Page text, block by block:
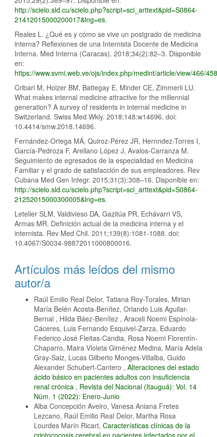
http://scielo.sld.cu/scielo.php?script=sci_arttext&pid=S0864-
21412015000200017&lng=es.
Reales L. ¿Qué es y cómo se vive un postgrado de medicina
interna? Reflexiones de una Internista Docente de Medicina
Interna. Med Interna (Caracas). 2018;34(2):82–3. Disponible
en:
https://www.svmi.web.ve/ojs/index.php/medint/article/view/466/458
Cribari M, Holzer BM, Battegay E, Minder CE, Zimmerli LU.
What makes internal medicine attractive for the millennial
generation? A survey of residents in internal medicine in
Switzerland. Swiss Med Wkly. 2018;148:w14696. doi:
10.4414/smw.2018.14696.
Fernández-Ortega MÁ, Quiroz-Pérez JR, Hernndez-Torres I,
García-Pedroza F, Arellano López J, Avalos-Carranza M.
Seguimiento de egresados de la especialidad en Medicina
Familiar y el grado de satisfacción de sus empleadores. Rev
Cubana Med Gen Integr. 2015;31(3):308–16. Disponible en:
http://scielo.sld.cu/scielo.php?script=sci_arttext&pid=S0864-
21252015000300005&lng=es.
Letelier SLM, Valdivieso DA, Gazitúa PR, Echávarri VS,
Armas MR. Definición actual de la medicina interna y el
internista. Rev Med Chil. 2011;139(8):1081-1088. doi:
10.4067/S0034-98872011000800016.
Artículos más leídos del mismo
autor/a
Raúl Emilio Real Delor, Tatiana Roy-Torales, Mirian
María Belén Acosta-Benítez, Orlando Luis Aguilar-
Bernal , Hilda Báez-Benítez , Araceli Noemi Espínola-
Cáceres, Luis Fernando Esquivel-Zarza, Eduardo
Federico José Fleitas-Candia, Rosa Noemi Florentín-
Chaparro, Maira Violeta Giménez Medina, María Adela
Gray-Saiz, Lucas Gilberto Monges-Villalba, Guido
Alexander Schubert-Cantero , Alteraciones del estado
ácido básico en pacientes adultos con insuficiencia
renal crónica , Revista del Nacional (Itauguá): Vol. 14
Núm. 1 (2022): Enero-Junio
Alba Concepción Aveiro, Vanesa Aniana Fretes
Lezcano, Raúl Emilio Real Delor, Martha Rosa
Lourdes Marín Ricart, Características clínicas de la